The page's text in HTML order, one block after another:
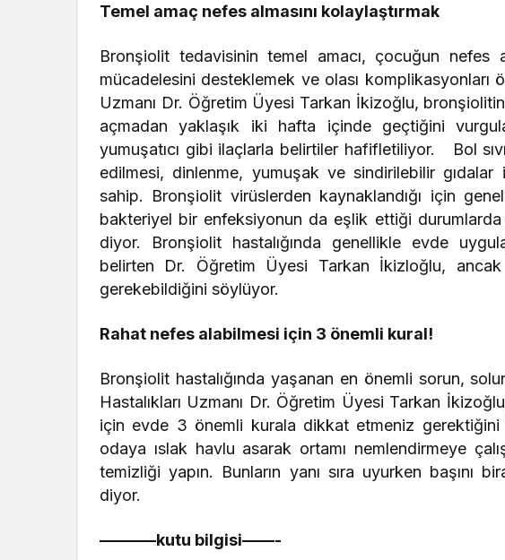
Temel amaç nefes almasını kolaylaştırmak
Bronşiolit tedavisinin temel amacı, çocuğun nefes
mücadelesini desteklemek ve olası komplikasyonları
Uzmanı Dr. Öğretim Üyesi Tarkan İkizoğlu,
açmadan yaklaşık iki hafta içinde geçtiğini
yumuşatıcı gibi ilaçlarla belirtiler hafifletiliyor. Bol
edilmesi, dinlenme, yumuşak ve sindirilebilir
sahip. Bronşiolit virüslerden kaynaklandığı için
bakteriyel bir enfeksiyonun da eşlik ettiği
diyor. Bronşiolit hastalığında genellikle evde
belirten Dr. Öğretim Üyesi Tarkan İkizloğlu,
gerekebildiğini söylüyor.
Rahat nefes alabilmesi için 3 önemli kural!
Bronşiolit hastalığında yaşanan en önemli sorun,
Hastalıkları Uzmanı Dr. Öğretim Üyesi Tarkan
için evde 3 önemli kurala dikkat etmeniz
odaya ıslak havlu asarak ortamı nemlendirmeye
temizliği yapın. Bunların yanı sıra uyurken başını
diyor.
———–kutu bilgisi——-